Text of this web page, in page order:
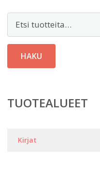
Etsi:
HAKU
TUOTEALUEET
Kirjat